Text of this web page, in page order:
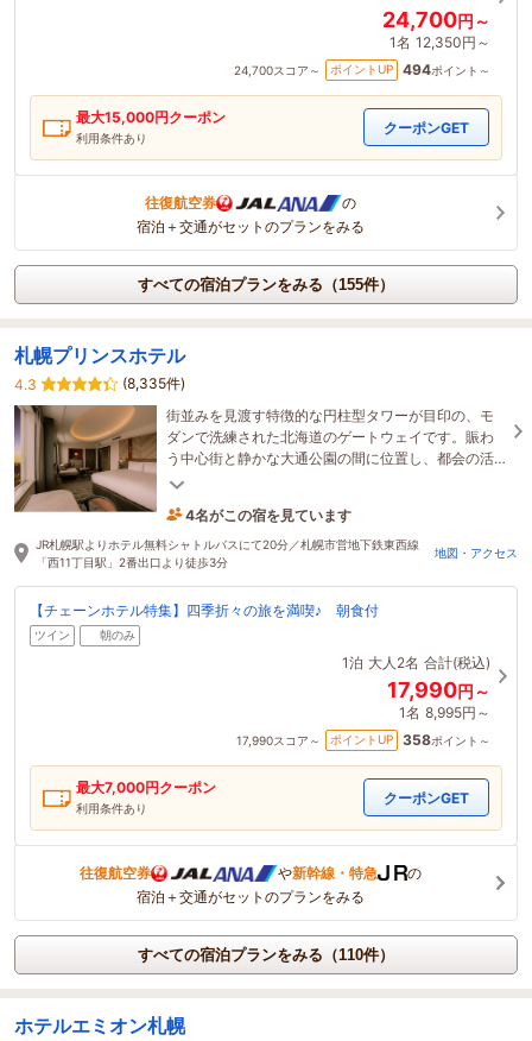
24,700円～
1名 12,350円～
24,700スコア～ ポイントUP 494ポイント～
最大15,000円クーポン
利用条件あり
クーポンGET
往復航空券
の
宿泊＋交通がセットのプランをみる
すべての宿泊プランをみる（155件）
札幌プリンスホテル
4.3
(8,335件)
街並みを見渡す特徴的な円柱型タワーが目印の、モ
ダンで洗練された北海道のゲートウェイです。賑わ
う中心街と静かな大通公園の間に位置し、都会の活
気と安らぎが交差する特別なひとときをお届けしま
4名がこの宿を見ています
3時間前に予約されました
JR札幌駅よりホテル無料シャトルバスにて20分／札幌市営地下鉄東西線
「西11丁目駅」2番出口より徒歩3分
地図・アクセス
【チェーンホテル特集】四季折々の旅を満喫♪ 朝食付
ツイン 朝のみ
1泊 大人2名 合計(税込)
17,990円～
1名 8,995円～
17,990スコア～ ポイントUP 358ポイント～
最大7,000円クーポン
利用条件あり
クーポンGET
往復航空券 や新幹線・特急
の
宿泊＋交通がセットのプランをみる
すべての宿泊プランをみる（110件）
ホテルエミオン札幌